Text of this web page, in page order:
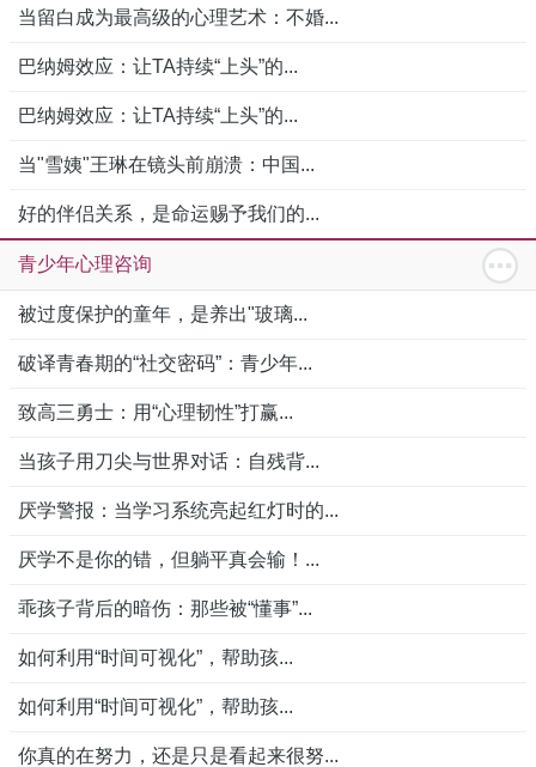
当留白成为最高级的心理艺术：不婚...
巴纳姆效应：让TA持续“上头”的...
巴纳姆效应：让TA持续“上头”的...
当"雪姨"王琳在镜头前崩溃：中国...
好的伴侣关系，是命运赐予我们的...
青少年心理咨询
被过度保护的童年，是养出"玻璃...
破译青春期的“社交密码”：青少年...
致高三勇士：用“心理韧性”打赢...
当孩子用刀尖与世界对话：自残背...
厌学警报：当学习系统亮起红灯时的...
厌学不是你的错，但躺平真会输！...
乖孩子背后的暗伤：那些被“懂事”...
如何利用“时间可视化”，帮助孩...
如何利用“时间可视化”，帮助孩...
你真的在努力，还是只是看起来很努...